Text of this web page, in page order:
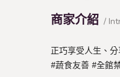
商家介紹 /
正巧享受人生、
#蔬食友善 #全館